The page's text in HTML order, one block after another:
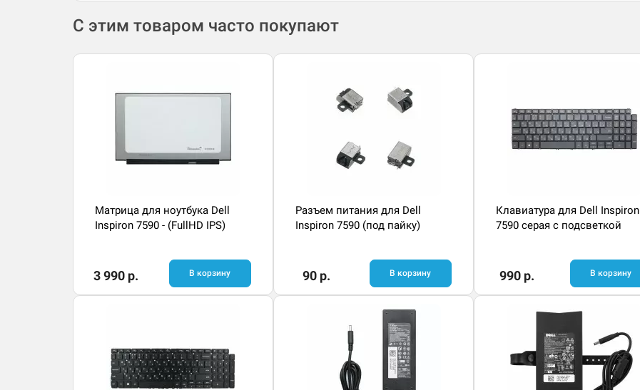
С этим товаром часто покупают
Матрица для ноутбука Dell
Inspiron 7590 - (FullHD IPS)
3 990 р. В корзину
Разъем питания для Dell
Inspiron 7590 (под пайку)
90 р. В корзину
Клавиатура для Dell Inspiron
7590 серая с подсветкой
990 р. В корзину